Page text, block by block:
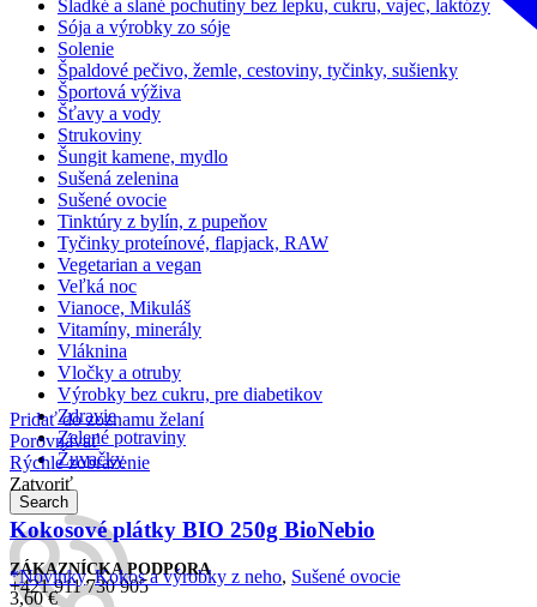
Sladké a slané pochutiny bez lepku, cukru, vajec, laktózy
Sója a výrobky zo sóje
Solenie
Špaldové pečivo, žemle, cestoviny, tyčinky, sušienky
Športová výživa
Šťavy a vody
Strukoviny
Šungit kamene, mydlo
Sušená zelenina
Sušené ovocie
Tinktúry z bylín, z pupeňov
Tyčinky proteínové, flapjack, RAW
Vegetarian a vegan
Veľká noc
Vianoce, Mikuláš
Vitamíny, minerály
Vláknina
Vločky a otruby
Výrobky bez cukru, pre diabetikov
Zdravie
Zelené potraviny
Žuvačky
Search
ZÁKAZNÍCKA PODPORA
+421 911 730 905
Pridať do zoznamu želaní
Porovnávať
Rýchle zobrazenie
Zatvoriť
Kokosové plátky BIO 250g BioNebio
*Novinky,Kokos a výrobky z neho, Sušené ovocie
3,60€